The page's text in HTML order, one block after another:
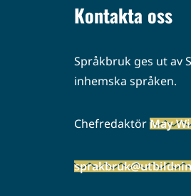
Kontakta oss
Språkbruk ges ut av
inhemska språken.
ChefredaktörMay